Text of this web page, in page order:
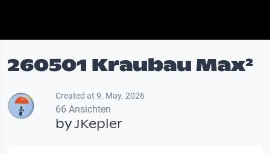
260501 Kraubau Max²
Created at 9. May. 2026
66 Ansichten
byJKepler